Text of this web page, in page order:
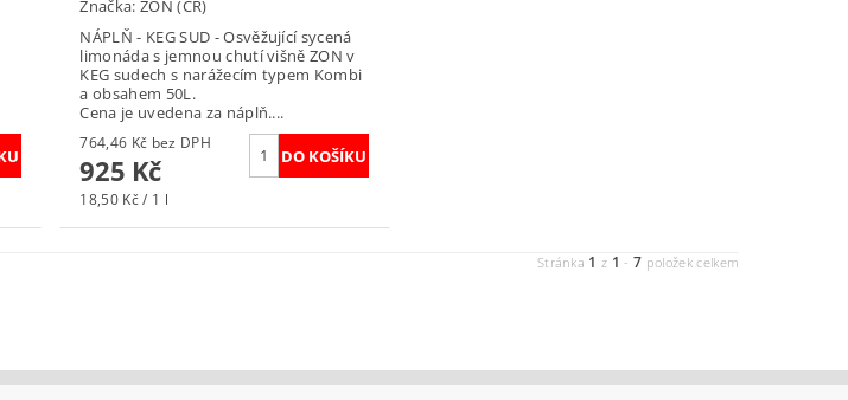
Značka:ZON (ČR)
NÁPLŇ - KEG SUD - Osvěžující sycená
limonáda s jemnou chutí višně ZON v
KEG sudech s narážecím typem Kombi
a obsahem 50L.
Cena je uvedena za náplň....
764,46 Kč bez DPH
925 Kč
18,50 Kč / 1 l
Stránka 1 z 1 -7 položek celkem